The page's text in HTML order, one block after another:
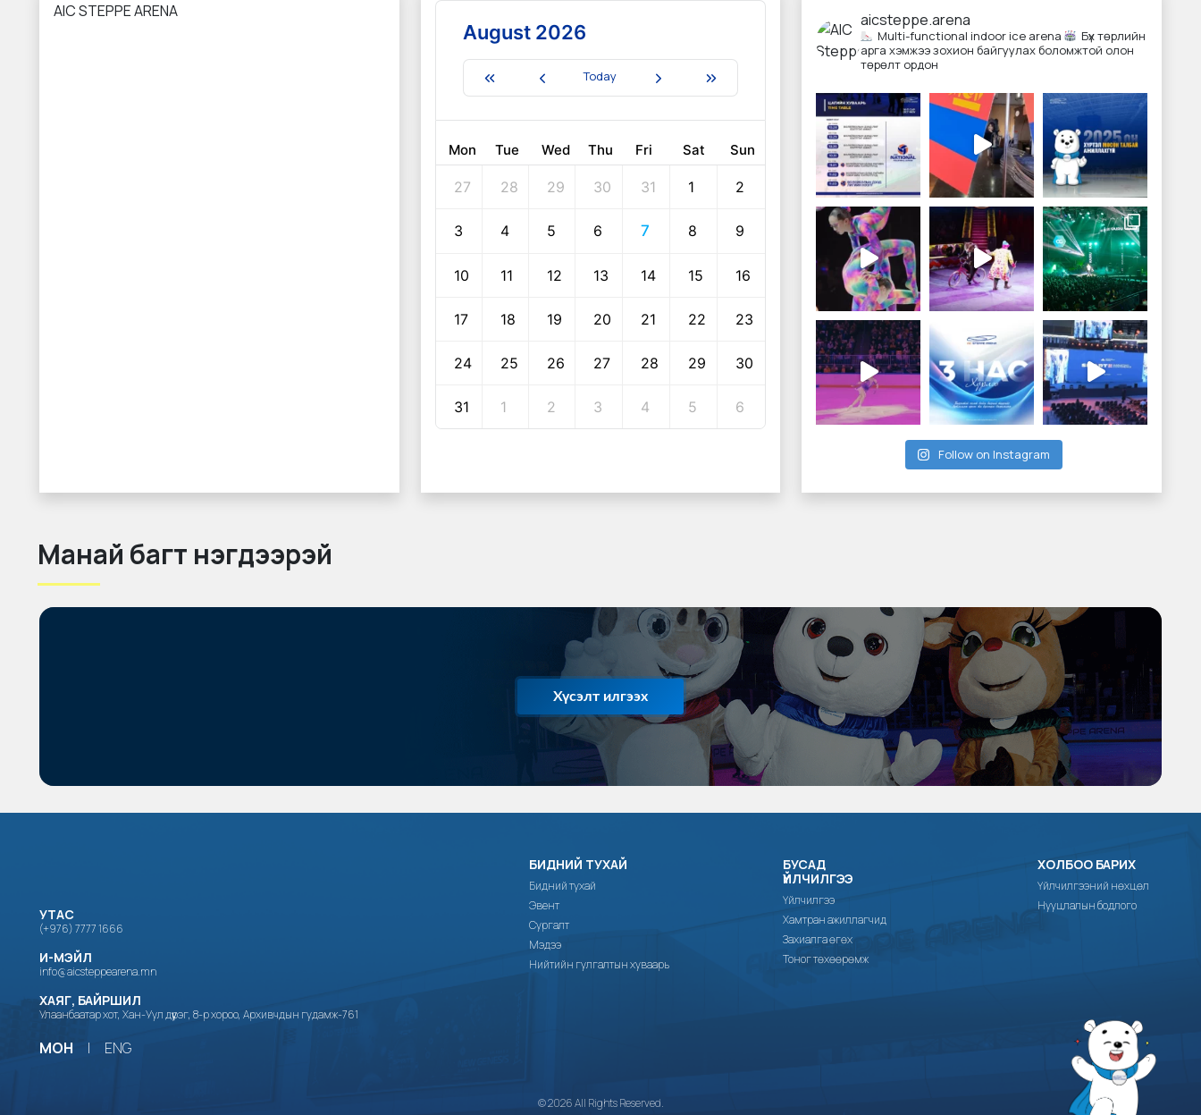
AIC STEPPE ARENA
August 2026
Today
Mon Tue Wed Thu Fri Sat Sun
27 28 29 30 31 1 2
3 4 5 6 7 8 9
10 11 12 13 14 15 16
17 18 19 20 21 22 23
24 25 26 27 28 29 30
31 1 2 3 4 5 6
aicsteppe.arena
Multi-functional indoor ice arena
Бүх төрлийн
арга хэмжээ зохион байгуулах боломжтой олон
төрөлт ордон
Follow on Instagram
Манай багт нэгдээрэй
Хүсэлт илгээх
УТАС
(+976) 7777 1666
И-МЭЙЛ
info@aicsteppearena.mn
ХАЯГ, БАЙРШИЛ
Улаанбаатар хот, Хан-Уул дүүрэг, 8-р хороо, Архивчдын гудамж-761
МОН | ENG
БИДНИЙ ТУХАЙ
Бидний тухай
Эвент
Сургалт
Мэдээ
Нийтийн гулгалтын хуваарь
БУСАД
ҮЙЛЧИЛГЭЭ
Үйлчилгээ
Хамтран ажиллагчид
Захиалга өгөх
Тоног төхөөрөмж
ХОЛБОО БАРИХ
Үйлчилгээний нөхцөл
Нууцлалын бодлого
© 2026 All Rights Reserved.